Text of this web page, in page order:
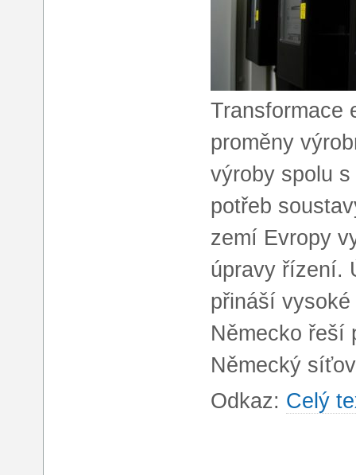
Transformace
proměny
výroby spolu
potřeb
zemí Evropy
úpravy řízení.
přináší
Německo řeší
Německý
Odkaz: Celý